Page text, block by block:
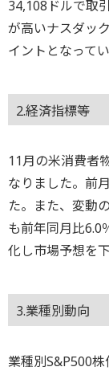
34,108ドルで取
が高いナスダッ
イントとなってい
2.経済指標等
11月の米消費者
なりました。前
た。また、変動
も前年同月比6.0
化し市場予想を
3.業種別動向
業種別S&P500